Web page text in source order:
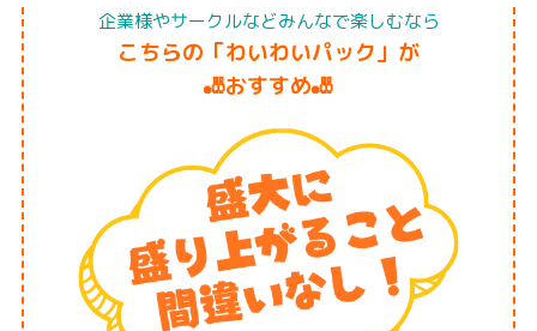
企業様やサークルなどみんなで楽しむなら
こちらの「わいわいパック」が
🎳おすすめ🎳